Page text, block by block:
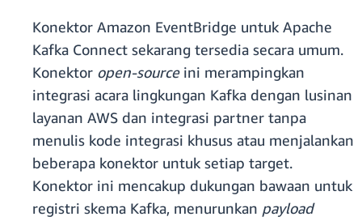
Konektor Amazon EventBridge untuk Apache
Kafka Connect sekarang tersedia secara umum.
Konektor open-sourceini merampingkan
integrasi acara lingkungan Kafka dengan lusinan
layanan AWS dan integrasi partner tanpa
menulis kode integrasi khusus atau menjalankan
beberapa konektor untuk setiap target.
Konektor ini mencakup dukungan bawaan untuk
registri skema Kafka, menurunkan payload